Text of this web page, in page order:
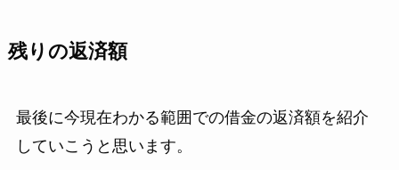
残りの返済額
最後に今現在わかる範囲での借金の返済額を紹介
していこうと思います。